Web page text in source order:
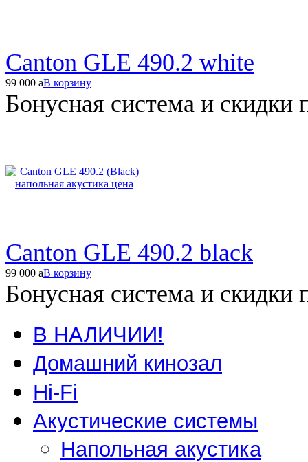
Canton GLE 490.2 white
99 000 aВ корзину
Бонусная система и скидки
Canton GLE 490.2 black
99 000 aВ корзину
Бонусная система и скидки
В НАЛИЧИИ!
Домашний кинозал
Hi-Fi
Акустические системы
Напольная акустика